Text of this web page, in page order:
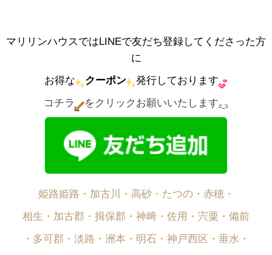
マリリンハウスではLINEで友だち登録してくださった方
に
お得な
クーポン
発行しております
コチラ
をクリックお願いいたします
姫路姫路・加古川・高砂・たつの・赤穂・
相生・加古郡・揖保郡・神﨑・佐用・宍粟・備前
・多可郡・淡路・洲本・明石・神戸西区・垂水・